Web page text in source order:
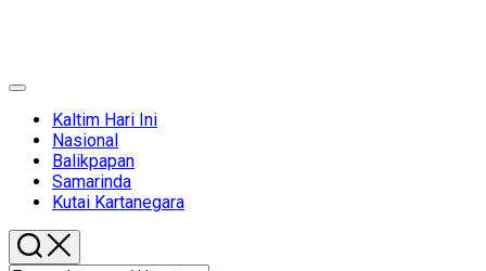
Expand
Kaltim Hari Ini
Nasional
Balikpapan
Samarinda
Kutai Kartanegara